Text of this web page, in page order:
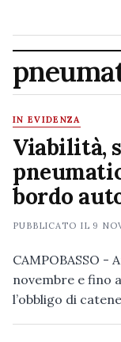
IN EVIDENZA
Viabilità,
bordo
PUBBLICATO IL 9
CAMPOBASSO -
novembre e fino
l’obbligo di